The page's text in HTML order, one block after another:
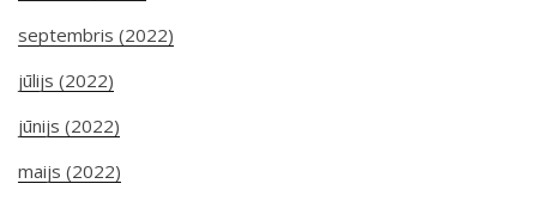
septembris (2022)
jūlijs (2022)
jūnijs (2022)
maijs (2022)